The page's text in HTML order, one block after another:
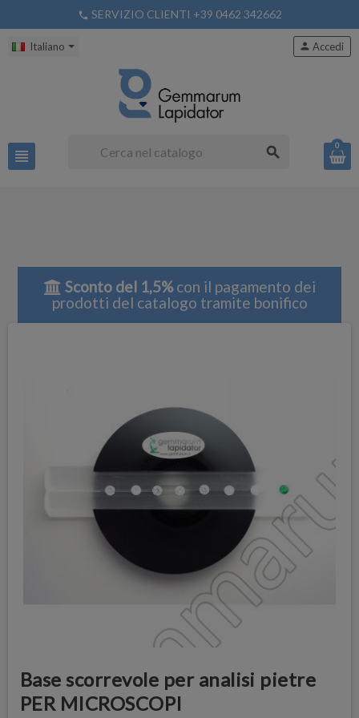
phone SERVIZIO CLIENTI +39 0462 342662
Italiano
view_headline search
person Accedi
0
Sconto del 1,5%con il pagamento dei
prodotti del catalogo tramite bonifico
Base scorrevole per analisi pietre
PER MICROSCOPI